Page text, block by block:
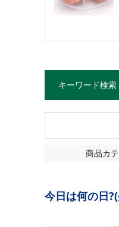
キーワード検索
商品カ
今日は何の日